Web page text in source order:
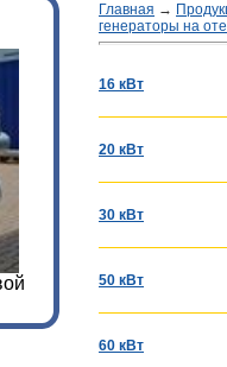
Главная →
генераторы на
16 кВт
20 кВт
30 кВт
50 кВт
60 кВт